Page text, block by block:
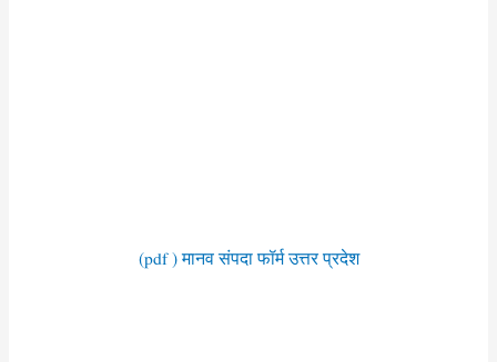
(pdf ) मानव संपदा फॉर्म उत्तर प्रदेश